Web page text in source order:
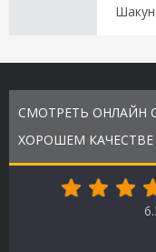
СМОТРЕТЬ ОНЛАЙН
ХОРОШЕМ КАЧЕСТВЕ